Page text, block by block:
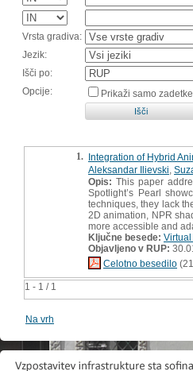
Vrsta gradiva:
Jezik:
Išči po:
Opcije:
Prikaži samo
1 - 1 / 1
1. Integration of Hybrid
Aleksandar Ilievski
Opis: This paper
Spotlight’s Pearl
techniques, they lack
2D animation, NPR
more accessible and
Ključne besede:
Objavljeno v RUP:
Celotno besedilo
Na vrh